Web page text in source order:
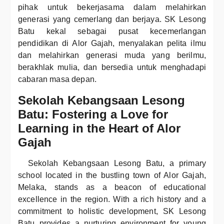
pihak untuk bekerjasama dalam melahirkan
generasi yang cemerlang dan berjaya. SK Lesong
Batu kekal sebagai pusat kecemerlangan
pendidikan di Alor Gajah, menyalakan pelita ilmu
dan melahirkan generasi muda yang berilmu,
berakhlak mulia, dan bersedia untuk menghadapi
cabaran masa depan.
Sekolah Kebangsaan Lesong
Batu: Fostering a Love for
Learning in the Heart of Alor
Gajah
Sekolah Kebangsaan Lesong Batu, a primary
school located in the bustling town of Alor Gajah,
Melaka, stands as a beacon of educational
excellence in the region. With a rich history and a
commitment to holistic development, SK Lesong